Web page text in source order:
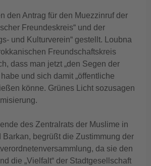
den Antrag für den Muezzinruf der
Freundeskreis“ und der
und Kulturverein“ gestellt. Loubna
Freundschaftskreis
dass man jetzt „den Segen der
und sich damit „öffentliche
könne. Grünes Licht sozusagen
des Zentralrats der Muslime in
Barkan, begrüßt die Zustimmung der
da sie den
die „Vielfalt“ der Stadtgesellschaft